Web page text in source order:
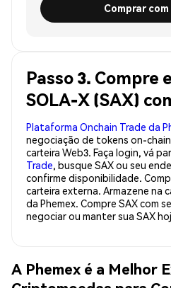
Comprar
Passo 3. Compre
SOLA-X (SAX)
Plataforma Onchain Trade da
negociação de tokens on-chain
carteira Web3. Faça login, vá
Trade, busque SAX ou seu
confirme disponibilidade.
carteira externa. Armazene na
da Phemex. Compre SAX com
negociar ou manter sua SAX
A Phemex é a Melhor